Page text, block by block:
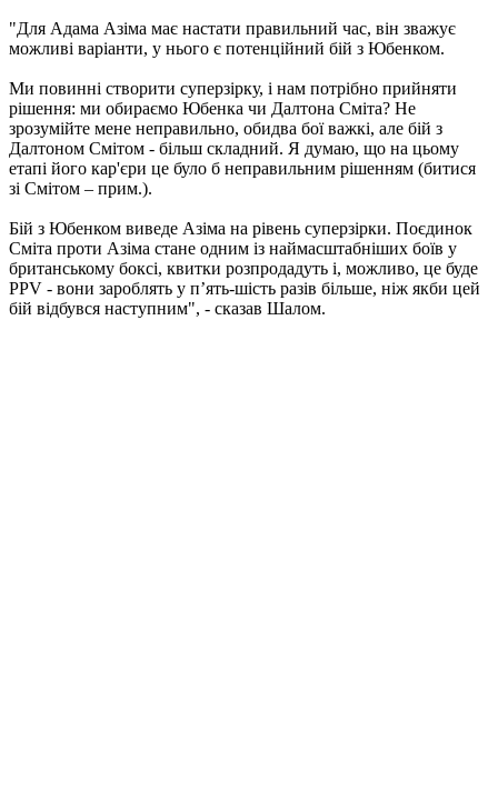
"Для Адама Азіма має настати правильний час, він зважує
можливі варіанти, у нього є потенційний бій з Юбенком.
Ми повинні створити суперзірку, і нам потрібно прийняти
рішення: ми обираємо Юбенка чи Далтона Сміта? Не
зрозумійте мене неправильно, обидва бої важкі, але бій з
Далтоном Смітом - більш складний. Я думаю, що на цьому
етапі його кар'єри це було б неправильним рішенням (битися
зі Смітом – прим.).
Бій з Юбенком виведе Азіма на рівень суперзірки. Поєдинок
Сміта проти Азіма стане одним із наймасштабніших боїв у
британському боксі, квитки розпродадуть і, можливо, це буде
PPV - вони зароблять у п’ять-шість разів більше, ніж якби цей
бій відбувся наступним", - сказав Шалом.